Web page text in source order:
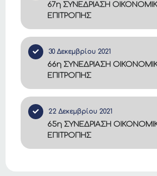
67η ΣΥΝΕΔΡΙΑΣΗ
ΕΠΙΤΡΟΠΗΣ
30 Δεκεμβρίου 2021
66η ΣΥΝΕΔΡΙΑΣΗ
ΕΠΙΤΡΟΠΗΣ
22 Δεκεμβρίου 2021
65η ΣΥΝΕΔΡΙΑΣΗ
ΕΠΙΤΡΟΠΗΣ